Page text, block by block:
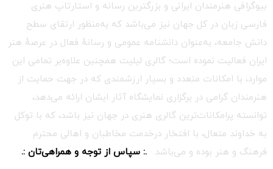
بیوگرافی هنرمندان ایرانی و بزرگترین رسانه و استارتاپ هنری
فارسی زبان در کل جهان نیز می‌باشد که به‌منظور ارتقای سطح
دانش جامعه، به‌عنوان دانشنامه عمومی و رسانهٔ فعال در عرصهٔ هنر
ایران فعالیت نموده است؛ گالری لیلیت همچنین علاوه‌بر تمامی این
موارد، با امکانات متعدد و بسیار ارزشمندی که در جهت حمایت از
هنرمندان گرامی در برگزاری نمایشگاه آثار ایشان ارائه می‌دهد،
توانسته پرامکانات‌ترین گالری هنری در جهان نیز باشد، که با توکل
به خداوند متعال، با افتخار درخدمت مخاطبان و اهالی محترم
فرهنگ و هنر بوده و می‌باشد. .: سپاس از توجه و همراهی‌تان :.